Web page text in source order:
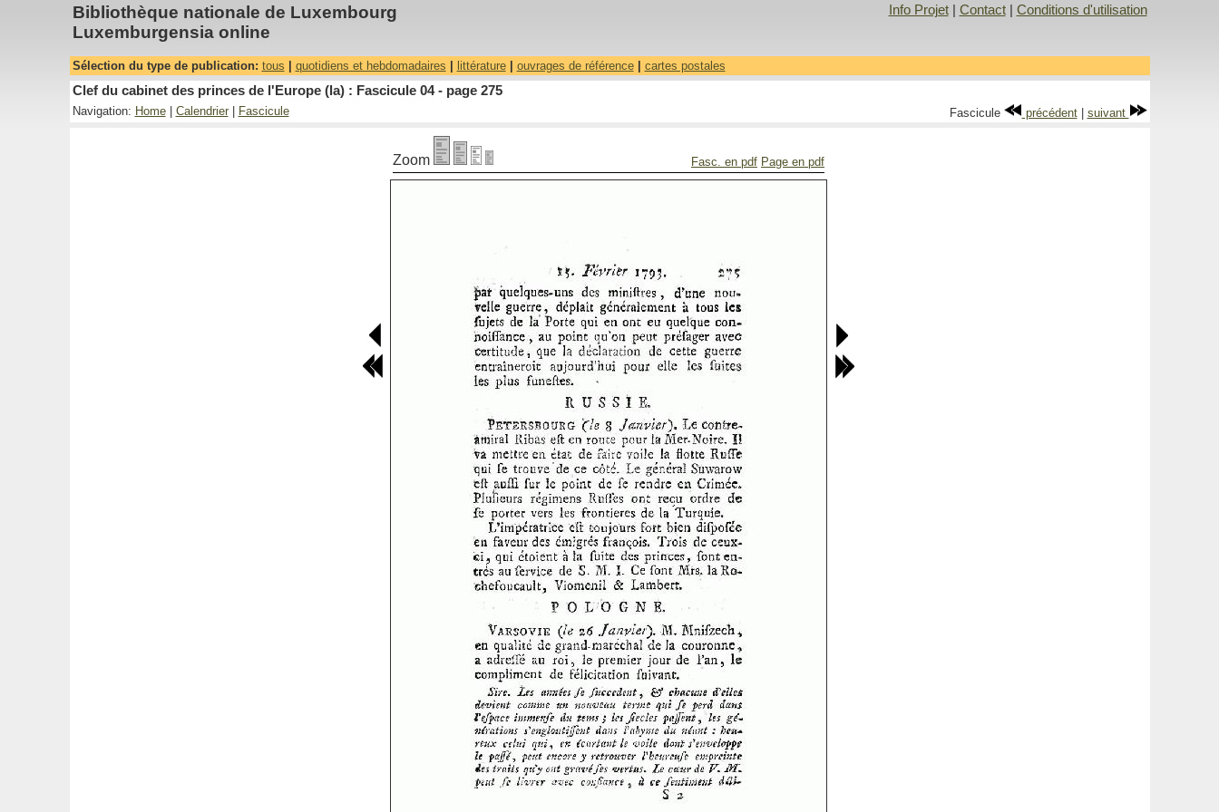
Bibliothèque nationale de Luxembourg
Luxemburgensia online
Info Projet| Contact| Conditions d'utilisation
Sélection du type de publication: tous quotidiens et hebdomadaires littérature| ouvrages de référence| cartes postales
Clef du cabinet des princes de l'Europe (la) : Fascicule 04 - page 275
Navigation: Home| Calendrier| Fascicule Fascicule précédent| suivant
Zoom Fasc. en pdf Page en pdf